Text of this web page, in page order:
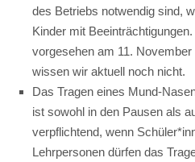
des Betriebs notwendig sind,
Kinder mit
vorgesehen am 11.
wissen wir aktuell noch nicht.
Das Tragen eines Mund-
ist sowohl in den Pausen als
verpflichtend, wenn
Lehrpersonen dürfen das